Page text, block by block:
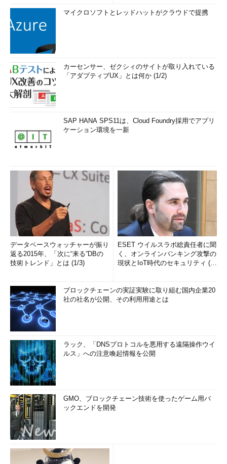
マイクロソフトとレッドハットがクラウドで提携
カーセンサー、ゼクシィのサイトが取り入れている
「アダプティブUX」とは何か (1/2)
SAP HANA SPS11は、Cloud Foundry採用でアプリ
ケーション環境を一新
データベースウォッチャーが振り
返る2015年、「次に“来る”DBの
技術トレンド」とは (1/3)
ESET ウイルスラボ総責任者に聞
く、オンラインバンキング攻撃の
現状とIoT時代のセキュリティ (1/
ブロックチェーンの実証実験に取り組む国内企業20
社の社名が公開、その利用用途とは
ラック、「DNSプロトコルを悪用する遠隔操作ウイ
ルス」への注意喚起情報を公開
GMO、ブロックチェーン技術を使ったゲーム用バ
ックエンドを開発